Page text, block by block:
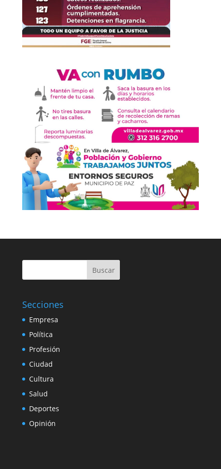
Buscar
Secciones
Empresa
Política
Profesión
Ciudad
Cultura
Salud
Deportes
Opinión